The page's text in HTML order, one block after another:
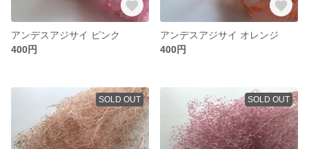
アンデスアジサイ ピンク
400円
アンデスアジサイ オレンジ
400円
SOLD OUT SOLD OUT